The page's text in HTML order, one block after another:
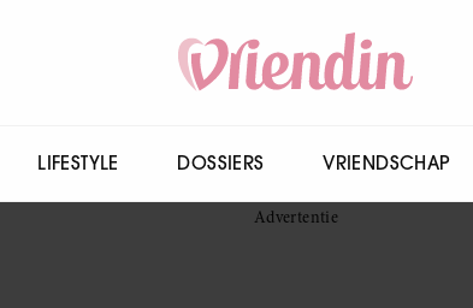
LIFESTYLE DOSSIERS VRIENDSCHAP